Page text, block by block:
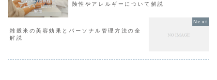
険性やアレルギーについて解説
雑穀米の美容効果とパーソナル管理方法の全
解説